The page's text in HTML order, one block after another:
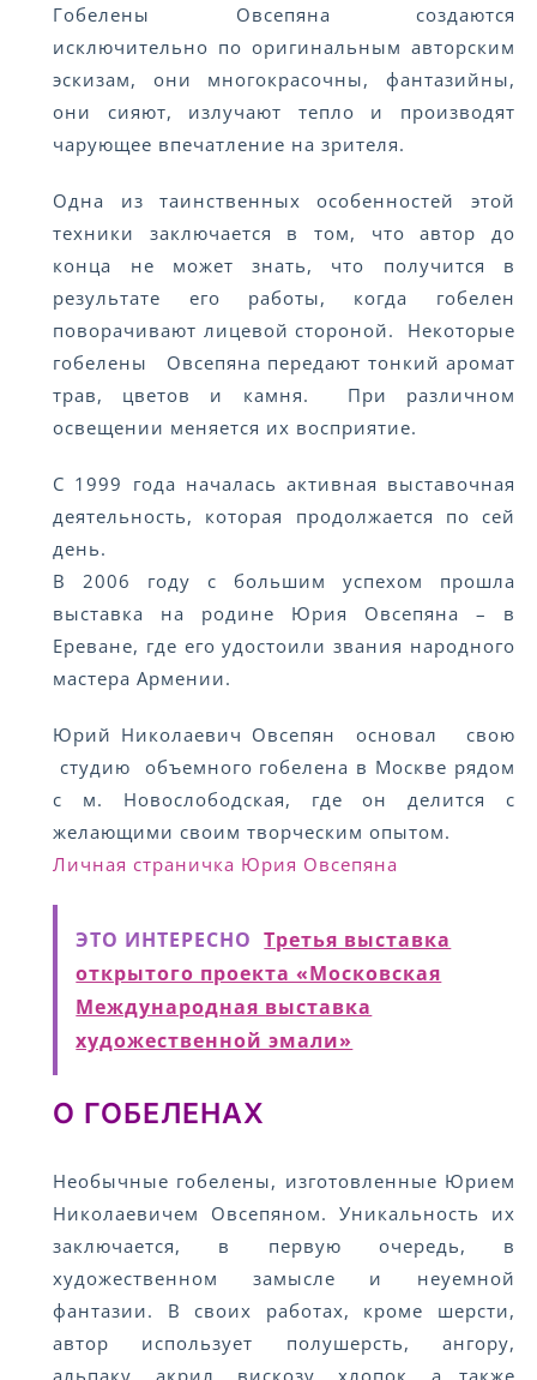
Гобелены Овсепяна создаются
исключительно по оригинальным авторским
эскизам, они многокрасочны, фантазийны,
они сияют, излучают тепло и производят
чарующее впечатление на зрителя.
Одна из таинственных особенностей этой
техники заключается в том, что автор до
конца не может знать, что получится в
результате его работы, когда гобелен
поворачивают лицевой стороной. Некоторые
гобелены Овсепяна передают тонкий аромат
трав, цветов и камня. При различном
освещении меняется их восприятие.
С 1999 года началась активная выставочная
деятельность, которая продолжается по сей
день.
В 2006 году с большим успехом прошла
выставка на родине Юрия Овсепяна – в
Ереване, где его удостоили звания народного
мастера Армении.
Юрий Николаевич Овсепян основал свою
студию объемного гобелена в Москве рядом
с м. Новослободская, где он делится с
желающими своим творческим опытом.
Личная страничка Юрия Овсепяна
ЭТО ИНТЕРЕСНО Третья выставка
открытого проекта «Московская
Международная выставка
художественной эмали»
О ГОБЕЛЕНАХ
Необычные гобелены, изготовленные Юрием
Николаевичем Овсепяном. Уникальность их
заключается, в первую очередь, в
художественном замысле и неуемной
фантазии. В своих работах, кроме шерсти,
автор использует полушерсть, ангору,
альпаку, акрил, вискозу, хлопок, а также